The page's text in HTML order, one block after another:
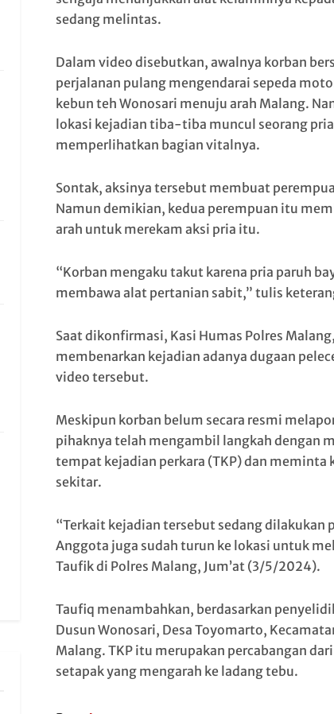
sedang melintas.
Dalam video disebutkan, awalnya korban
perjalanan pulang mengendarai sepeda
kebun teh Wonosari menuju arah Malang.
lokasi kejadian tiba-tiba muncul seorang
memperlihatkan bagian vitalnya.
Sontak, aksinya tersebut membuat
Namun demikian, kedua perempuan itu
arah untuk merekam aksi pria itu.
“Korban mengaku takut karena pria paruh
membawa alat pertanian sabit,” tulis
Saat dikonfirmasi, Kasi Humas Polres
membenarkan kejadian adanya dugaan
video tersebut.
Meskipun korban belum secara resmi
pihaknya telah mengambil langkah dengan
tempat kejadian perkara (TKP) dan meminta
sekitar.
“Terkait kejadian tersebut sedang dilakukan
Anggota juga sudah turun ke lokasi untuk
Taufik di Polres Malang, Jum’at (3/5/2024).
Taufiq menambahkan, berdasarkan
Dusun Wonosari, Desa Toyomarto,
Malang. TKP itu merupakan percabangan
setapak yang mengarah ke ladang tebu.